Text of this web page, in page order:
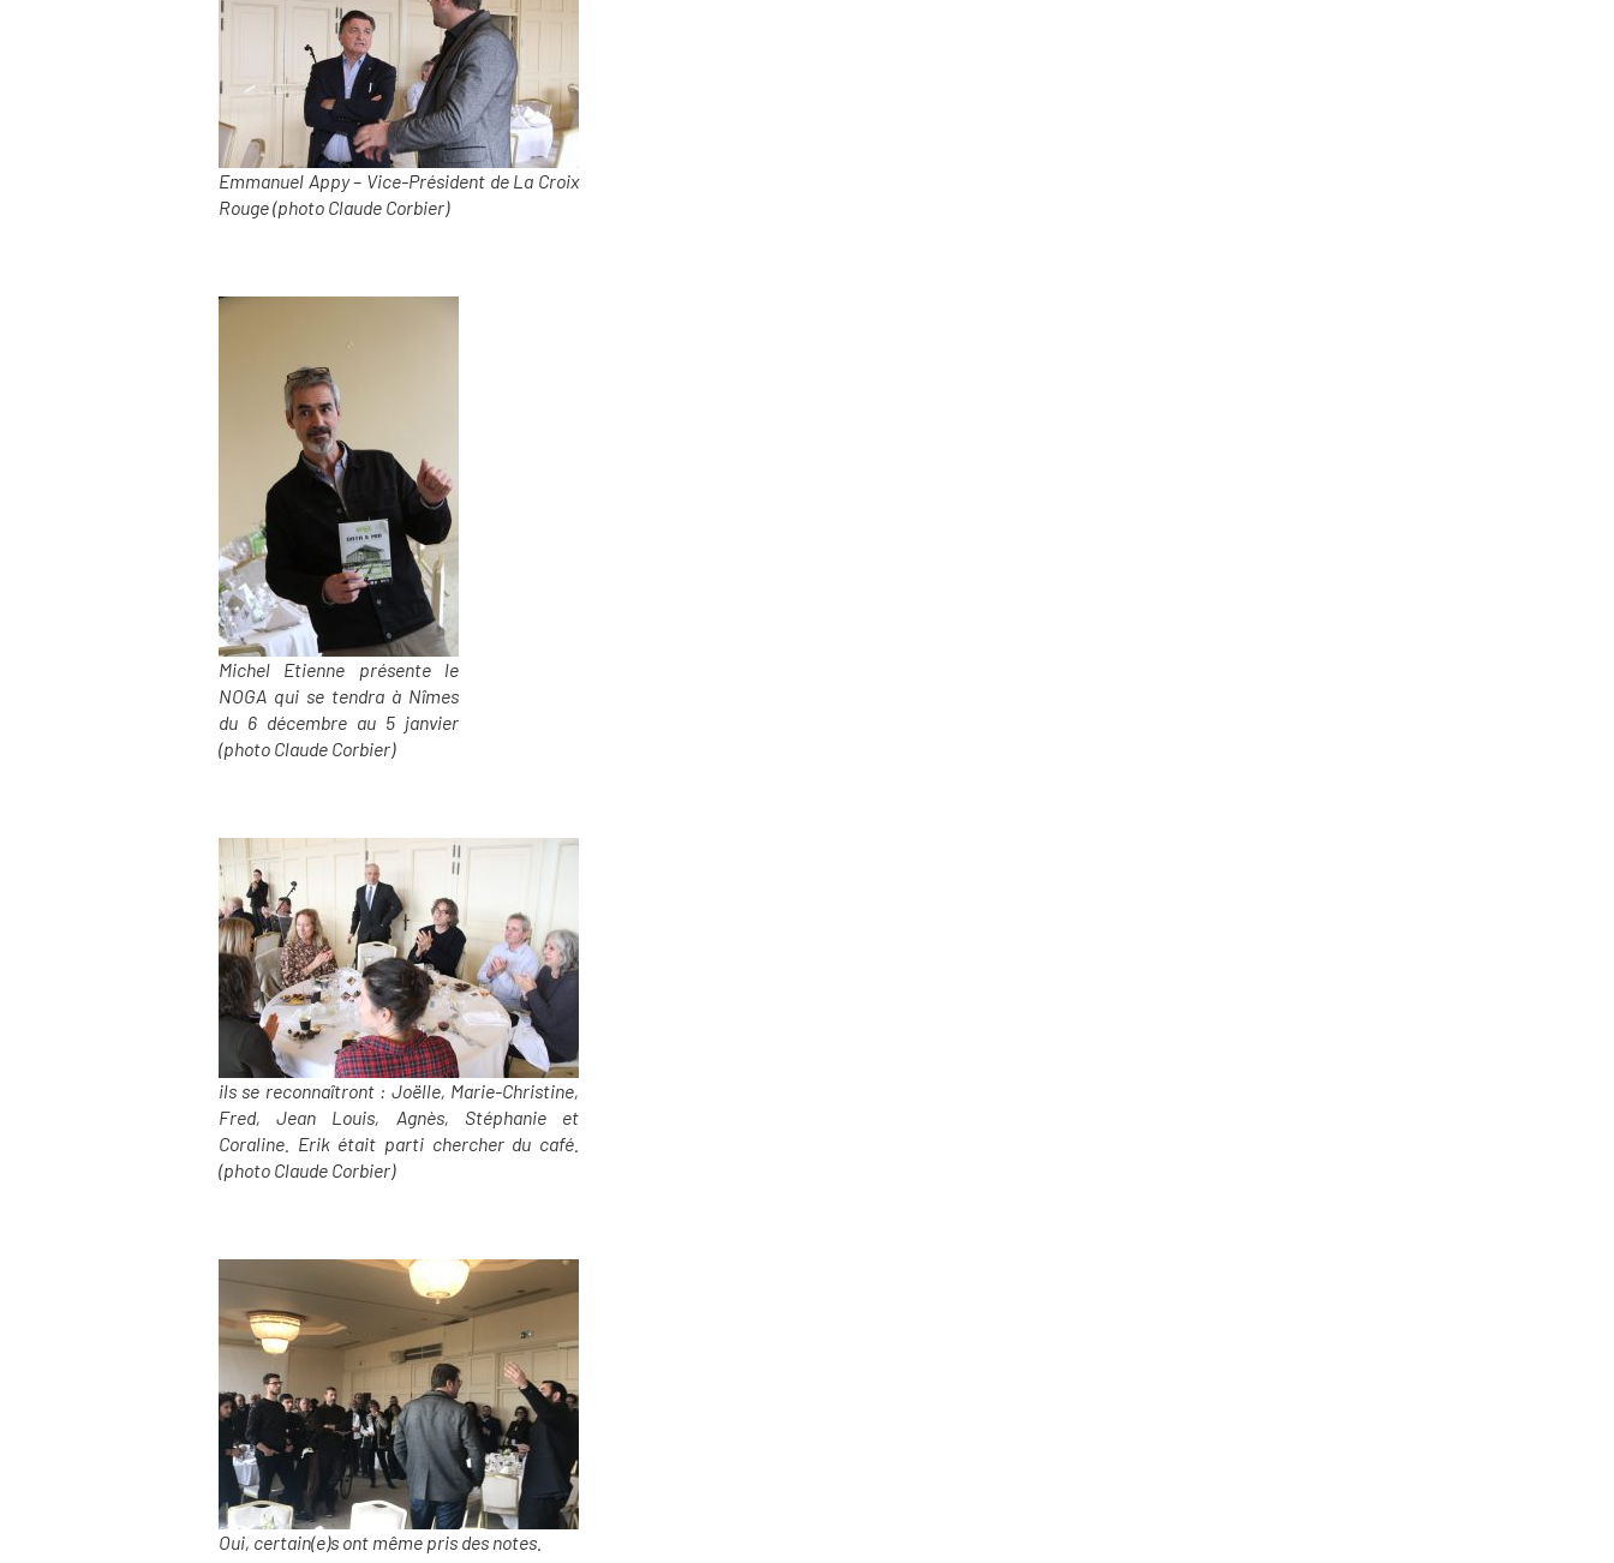
Emmanuel Appy – Vice-Président de La Croix
Rouge (photo Claude Corbier)
Michel Etienne présente le
NOGA qui se tendra à Nîmes
du 6 décembre au 5 janvier
(photo Claude Corbier)
ils se reconnaîtront : Joëlle, Marie-Christine,
Fred, Jean Louis, Agnès, Stéphanie et
Coraline. Erik était parti chercher du café.
(photo Claude Corbier)
Oui, certain(e)s ont même pris des notes.